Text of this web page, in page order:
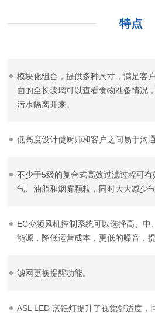
特点
模块化组合，提供多种尺寸，满足客
面的全长玻璃可以查看食物准备情况
污水隔离开来。
低高度设计使厨师和客户之间易于沟通
不少于5级的复合式高效过滤过程可
气、油脂和烟雾颗粒，同时大大减少
EC变频风机控制系统可以选择高、中
能源，降低运营成本，更低的噪音，
滤网更换提醒功能。
ASL LED 烹饪灯提升了视觉舒适度，